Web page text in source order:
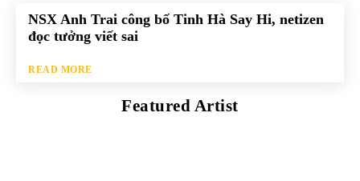
NSX Anh Trai công bố Tinh Hà Say Hi, netizen
đọc tưởng viết sai
READ MORE
Featured Artist